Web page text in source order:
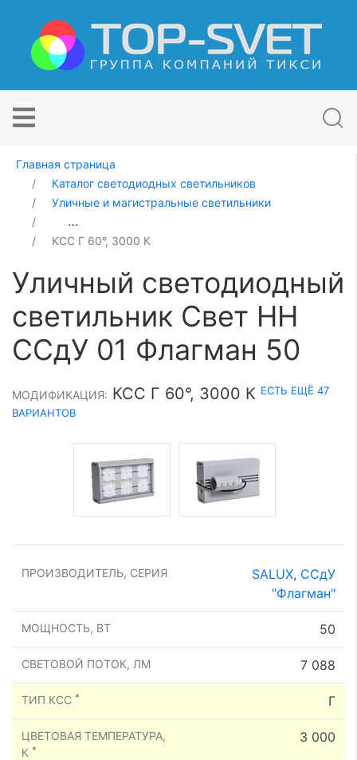
Главная страница
Каталог светодиодных светильников
Уличные и магистральные светильники
Уличный светодиодный светильник Свет НН ССдУ 01
КСС Г 60°, 3000 К
Уличный светодиодный
светильник Свет НН
ССдУ 01 Флагман 50
МОДИФИКАЦИЯ: КСС Г 60°, 3000 К ЕСТЬ ЕЩЁ 47
ВАРИАНТОВ
ПРОИЗВОДИТЕЛЬ, СЕРИЯ SALUX, ССдУ
"Флагман"
МОЩНОСТЬ, ВТ 50
СВЕТОВОЙ ПОТОК, ЛМ 7 088
ТИП КСС * Г
ЦВЕТОВАЯ ТЕМПЕРАТУРА,
К *
3 000